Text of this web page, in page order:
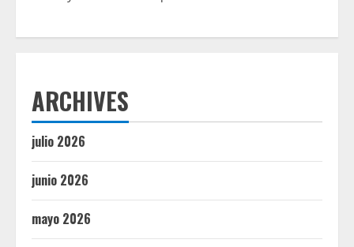
ARCHIVES
julio 2026
junio 2026
mayo 2026